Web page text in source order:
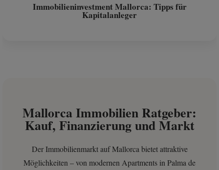
Immobilieninvestment Mallorca: Tipps für
Kapitalanleger
Mallorca Immobilien Ratgeber:
Kauf, Finanzierung und Markt
Der Immobilienmarkt auf Mallorca bietet attraktive
Möglichkeiten – von modernen Apartments in Palma de